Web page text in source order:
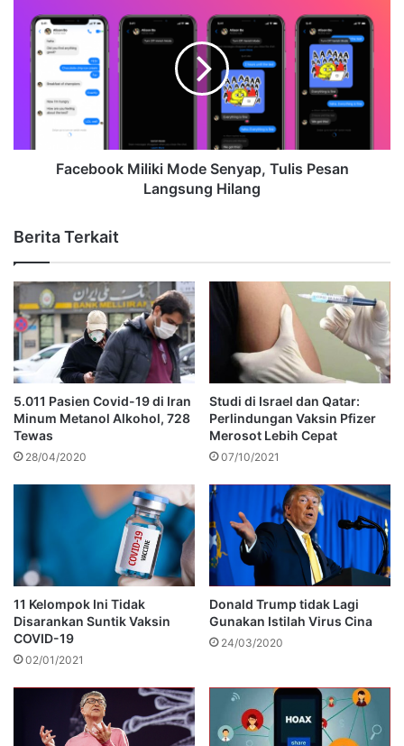
Facebook Miliki Mode Senyap, Tulis Pesan
Langsung Hilang
Berita Terkait
5.011 Pasien Covid-19 di Iran
Minum Metanol Alkohol, 728
Tewas
28/04/2020
Studi di Israel dan Qatar:
Perlindungan Vaksin Pfizer
Merosot Lebih Cepat
07/10/2021
11 Kelompok Ini Tidak
Disarankan Suntik Vaksin
COVID-19
02/01/2021
Donald Trump tidak Lagi
Gunakan Istilah Virus Cina
24/03/2020